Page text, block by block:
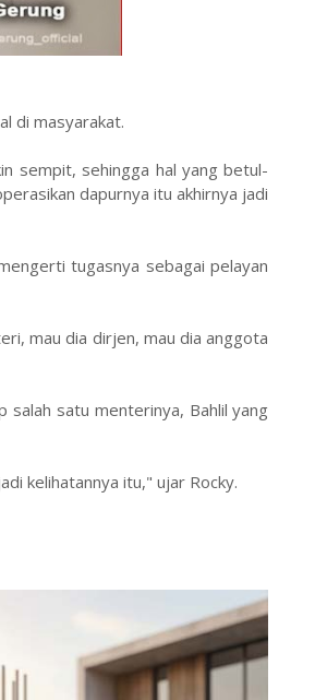
di masyarakat.
sempit, sehingga hal yang betul-
dapurnya itu akhirnya jadi
tugasnya sebagai pelayan
mau dia dirjen, mau dia anggota
satu menterinya, Bahlil yang
kelihatannya itu," ujar Rocky.